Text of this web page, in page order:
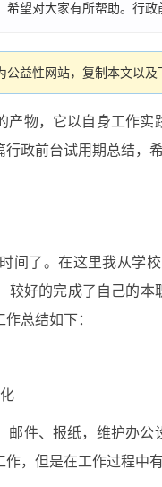
望对大家有所帮助。行政
益性网站，复制本文以及
产物，它以自身工作
政前台试用期总结，
间了。在这里我从学
较好的完成了自己的
总结如下：
邮件、报纸，维护办
，但是在工作过程中